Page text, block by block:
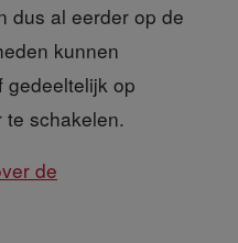
dus al eerder op de
kunnen
gedeeltelijk op
schakelen.
de